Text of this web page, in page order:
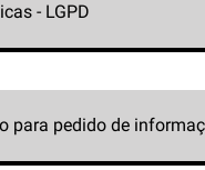
- LGPD
para pedido de